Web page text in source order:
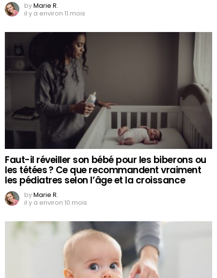
byMarie R.
il y a environ 11 mois
Faut-il réveiller son bébé pour les biberons ou
les tétées ? Ce que recommandent vraiment
les pédiatres selon l’âge et la croissance
byMarie R.
il y a environ 10 mois